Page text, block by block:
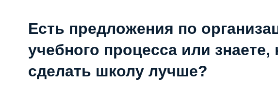
Есть предложения по
учебного процесса или знаете,
сделать школу лучше?